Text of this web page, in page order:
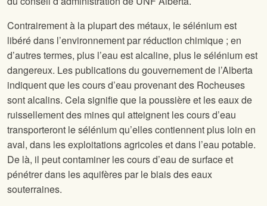
Contrairement à la plupart des métaux, le sélénium est
libéré dans l’environnement par réduction chimique ; en
d’autres termes, plus l’eau est alcaline, plus le sélénium est
dangereux. Les publications du gouvernement de l’Alberta
indiquent que les cours d’eau provenant des Rocheuses
sont alcalins. Cela signifie que la poussière et les eaux de
ruissellement des mines qui atteignent les cours d’eau
transporteront le sélénium qu’elles contiennent plus loin en
aval, dans les exploitations agricoles et dans l’eau potable.
De là, il peut contaminer les cours d’eau de surface et
pénétrer dans les aquifères par le biais des eaux
souterraines.